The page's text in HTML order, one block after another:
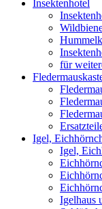
Insektenhotel
für
Igel,
Igel,
Igelhaus